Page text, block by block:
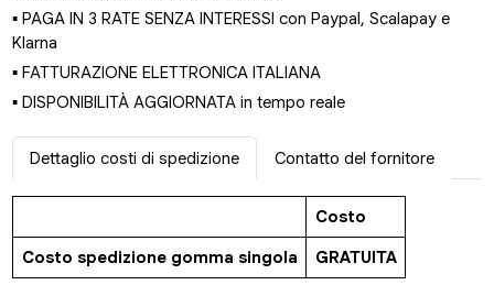
▪ PAGA IN 3 RATE SENZA INTERESSI con Paypal, Scalapay e
Klarna
▪ FATTURAZIONE ELETTRONICA ITALIANA
▪ DISPONIBILITÀ AGGIORNATA in tempo reale
Dettaglio costi di spedizione Contatto del fornitore
Costo
Costo spedizione gomma singola GRATUITA